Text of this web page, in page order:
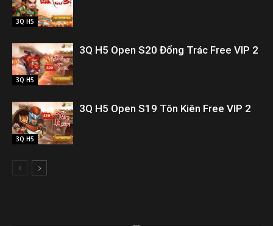
3Q H5
3Q H5
3Q H5 Open S20 Đổng Trác Free VIP 2
3Q H5
3Q H5 Open S19 Tôn Kiên Free VIP 2